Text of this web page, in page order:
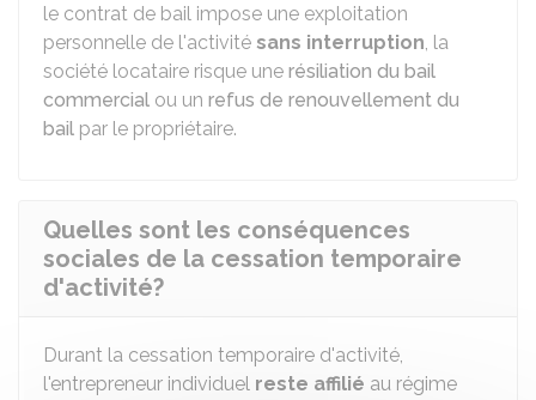
le contrat de bail impose une exploitation
personnelle de l'activité sans interruption, la
société locataire risque une résiliation du bail
commercial ou un refus de renouvellement du
bail par le propriétaire.
Quelles sont les conséquences
sociales de la cessation temporaire
d'activité?
Durant la cessation temporaire d'activité,
l'entrepreneur individuel reste affilié au régime